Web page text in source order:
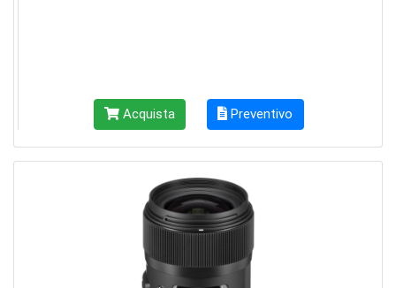
Acquista Preventivo